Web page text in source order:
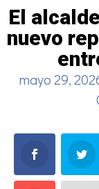
El
nuevo
mayo 29,